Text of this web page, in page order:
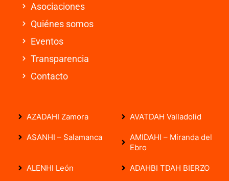
Asociaciones
Quiénes somos
Eventos
Transparencia
Contacto
AZADAHI Zamora AVATDAH Valladolid
ASANHI – Salamanca
AMIDAHI – Miranda del
Ebro
ALENHI León ADAHBI TDAH BIERZO